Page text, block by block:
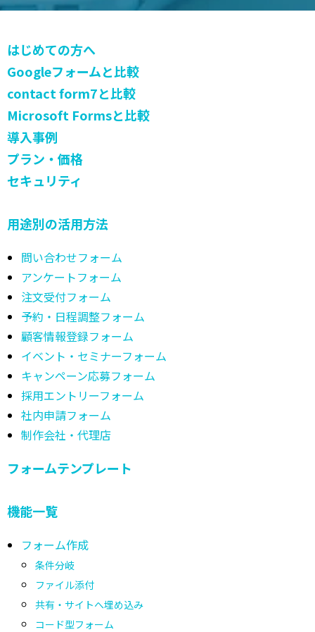
はじめての方へ
Googleフォームと比較
contact form7と比較
Microsoft Formsと比較
導入事例
プラン・価格
セキュリティ
用途別の活用方法
問い合わせフォーム
アンケートフォーム
注文受付フォーム
予約・日程調整フォーム
顧客情報登録フォーム
イベント・セミナーフォーム
キャンペーン応募フォーム
採用エントリーフォーム
社内申請フォーム
制作会社・代理店
フォームテンプレート
機能一覧
フォーム作成
条件分岐
ファイル添付
共有・サイトへ埋め込み
コード型フォーム